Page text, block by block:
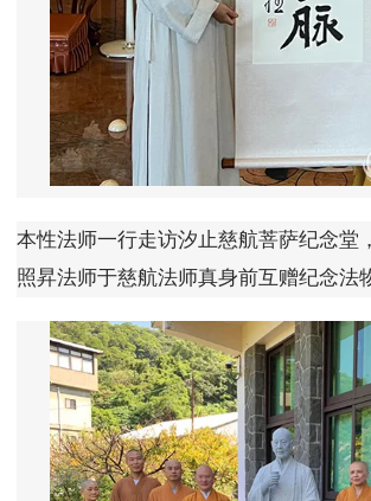
本性法师一行走访汐止慈航菩萨纪念堂
照昇法师于慈航法师真身前互赠纪念法